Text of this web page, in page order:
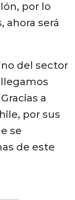
por lo
ahora será
del sector
a
por sus
se
de este